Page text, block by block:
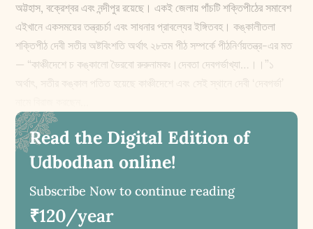
অট্টহাস, বক্রেশ্বর এবং নন্দীপুর রয়েছে। একই জেলায় পাঁচটি শক্তিপীঠের সমাবেশ
এইখানে একসময়ের তন্ত্রচর্চা এবং সাধনার প্রাবল্যের ইঙ্গিতবহ। কঙ্কালীতলা
শক্তিপীঠ দেবী সতীর অষ্টবিংশতি অর্থাৎ ২৮তম পীঠ সম্পর্কে পীঠনির্ণয়তন্ত্র-এর মত
— “কাঞ্চীদেশে চ কঙ্কালো ভৈরবো রুরুনামকঃ।দেবতা দেবগর্ভাখ্যা…।।”১
অর্থাৎ, সতীর কঙ্কাল পতিত হয়েছে কাঞ্চীদেশে এবং সেই স্থানে দেবী ‘দেবগর্ভা’
Read the Digital Edition of
Udbodhan online!
Subscribe Now to continue reading
₹120/year